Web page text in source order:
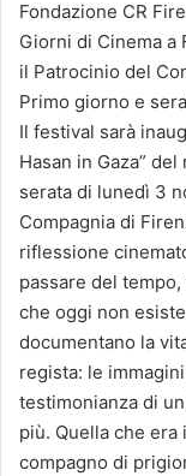
Fondazione CR
Giorni di Cinema a
il Patrocinio del
Primo giorno e
Il festival sarà
Hasan in Gaza”
serata di lunedì 3
Compagnia di
riflessione
passare del
che oggi non
documentano la
regista: le
testimonianza di
più. Quella che
compagno di